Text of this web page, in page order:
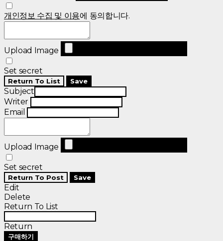
개인정보 수집 및 이용에 동의합니다.
Upload Image
Set secret
Return To List Save
Subject
Writer
Email
Upload Image
Set secret
Return To Post Save
Edit
Delete
Return To List
Return
구매하기